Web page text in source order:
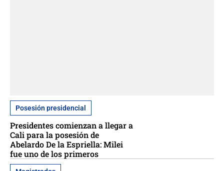
Posesión presidencial
Presidentes comienzan a llegar a
Cali para la posesión de
Abelardo De la Espriella: Milei
fue uno de los primeros